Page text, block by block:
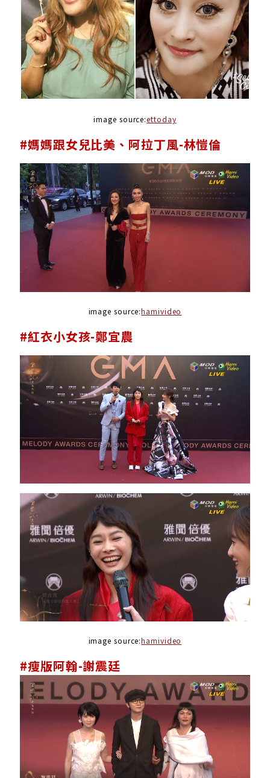
image source:ettoday
#媽媽跟女兒比美、阿拉丁風-林愷倫
image source:hamivideo
#紅衣小女孩-鄭宜農
image source:hamivideo
#瘦版阿翰-謝震廷